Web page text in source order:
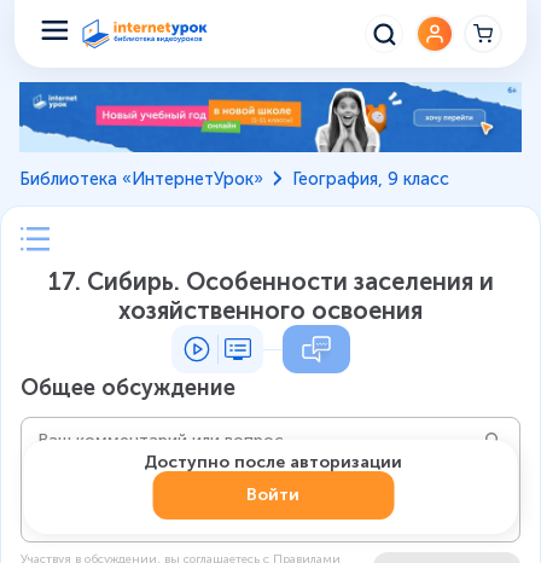
Библиотека «ИнтернетУрок» География, 9 класс
17. Сибирь. Особенности заселения и
хозяйственного освоения
Общее обсуждение
Участвуя в обсуждении, вы соглашаетесь c Правилами
Доступно после авторизации
Войти